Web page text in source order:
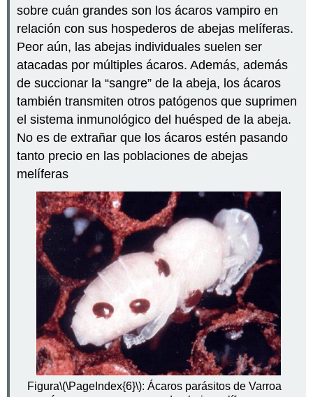
sobre cuán grandes son los ácaros vampiro en
relación con sus hospederos de abejas melíferas.
Peor aún, las abejas individuales suelen ser
atacadas por múltiples ácaros. Además, además
de succionar la “sangre” de la abeja, los ácaros
también transmiten otros patógenos que suprimen
el sistema inmunológico del huésped de la abeja.
No es de extrañar que los ácaros estén pasando
tanto precio en las poblaciones de abejas
melíferas
Figura\(\PageIndex{6}\): Ácaros parásitos de Varroa